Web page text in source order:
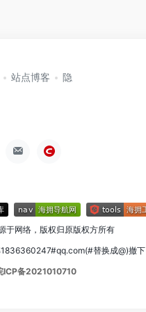
站点博客
隐
于网络，版权归原版权方所有
替换成@)撤下
ICP备2021010710